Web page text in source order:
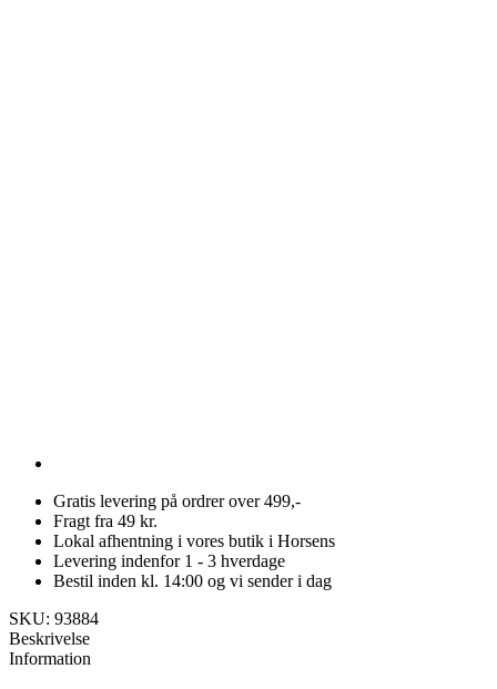
Gratis levering på ordrer over 499,-
Fragt fra 49 kr.
Lokal afhentning i vores butik i Horsens
Levering indenfor 1 - 3 hverdage
Bestil inden kl. 14:00 og vi sender i dag
SKU: 93884
Beskrivelse
Information